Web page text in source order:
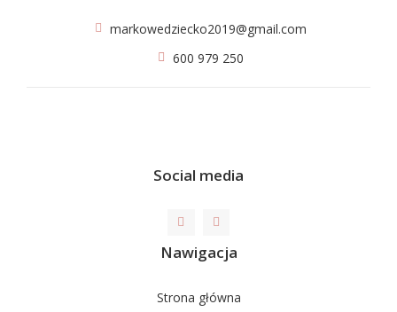
markowedziecko2019@gmail.com
600 979 250
Social media
Nawigacja
Strona główna